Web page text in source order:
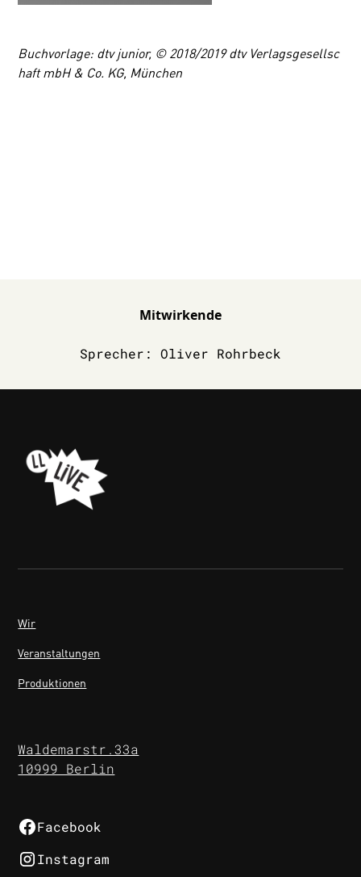
Buchvorlage: dtv junior, © 2018/2019 dtv Verlagsgesellsc
haft mbH & Co. KG, München
Mitwirkende
Sprecher: Oliver Rohrbeck
Wir
Veranstaltungen
Produktionen
Waldemarstr.33a
10999 Berlin
Facebook
Instagram